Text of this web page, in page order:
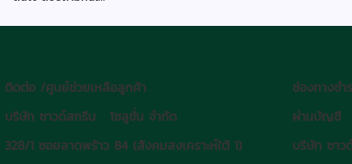
ติดต่อ /ศูนย์ช่วยเหลือลูกค้า
บริษัท ซาวด์สกรีน โซลูชั่น จำกัด
328/1 ซอยลาดพร้าว 84 (สังคมสงเคราะห์ใต้ 1)
ช่องทางชำ
ผ่านบัญชี
บริษัท ซาว